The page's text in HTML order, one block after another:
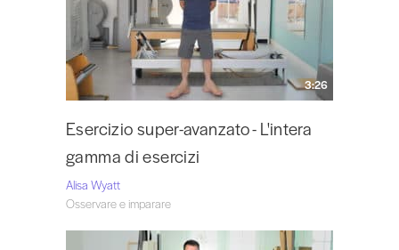
3:26
Esercizio super-avanzato - L'intera
gamma di esercizi
Alisa Wyatt
Osservare e imparare